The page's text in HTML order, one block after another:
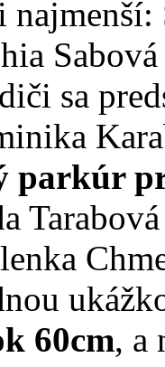
sa
parkúr
60cm, a